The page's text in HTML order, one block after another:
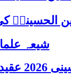
علامہ ساجد علی نقوی کا اہم
شیعہ
میں شریک